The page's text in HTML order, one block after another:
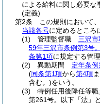
による給料に関し必要な
(定義)
第2条
この規則において、
当該各号に定めるところ
(1)
管理監督職 三沢
59年三沢市条例第3号
条第1項に規定する管
(2)
異動期間 定年条
(同条第1項から第4項
含む。)をいう。
(3)
特例任用後降任等
第261号。以下「法」